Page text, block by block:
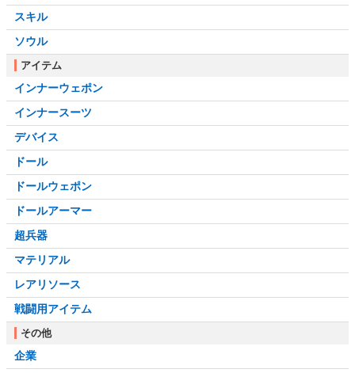
スキル
ソウル
アイテム
インナーウェポン
インナースーツ
デバイス
ドール
ドールウェポン
ドールアーマー
超兵器
マテリアル
レアリソース
戦闘用アイテム
その他
企業